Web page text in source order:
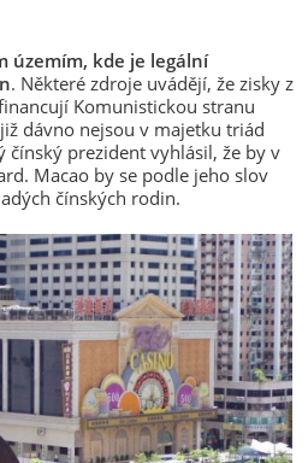
územím, kde je legální
. Některé zdroje uvádějí, že zisky z
Komunistickou stranu
dávno nejsou v majetku triád
čínský prezident vyhlásil, že by v
Macao by se podle jeho slov
čínských rodin.